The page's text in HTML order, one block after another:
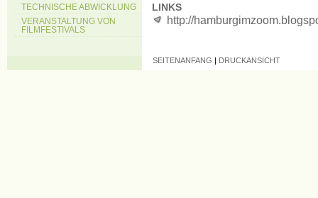
TECHNISCHE ABWICKLUNG
VERANSTALTUNG VON
FILMFESTIVALS
LINKS
http://
SEITENANFANG | DRUCKANSICHT